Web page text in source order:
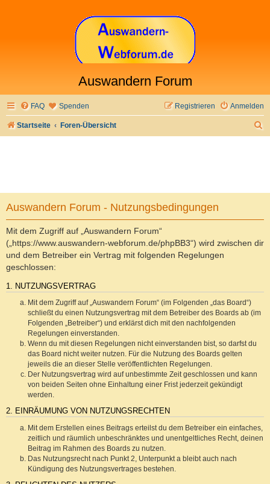
Auswandern Forum
FAQ Spenden Anmelden
Registrieren
Startseite Foren-Übersicht
Auswandern Forum - Nutzungsbedingungen
Mit dem Zugriff auf „Auswandern Forum“
(„https://www.auswandern-webforum.de/phpBB3“) wird zwischen dir
und dem Betreiber ein Vertrag mit folgenden Regelungen
geschlossen:
1. NUTZUNGSVERTRAG
Mit dem Zugriff auf „Auswandern Forum“ (im Folgenden „das Board“)
schließt du einen Nutzungsvertrag mit dem Betreiber des Boards ab (im
Folgenden „Betreiber“) und erklärst dich mit den nachfolgenden
Regelungen einverstanden.
Wenn du mit diesen Regelungen nicht einverstanden bist, so darfst du
das Board nicht weiter nutzen. Für die Nutzung des Boards gelten
jeweils die an dieser Stelle veröffentlichten Regelungen.
Der Nutzungsvertrag wird auf unbestimmte Zeit geschlossen und kann
von beiden Seiten ohne Einhaltung einer Frist jederzeit gekündigt
werden.
2. EINRÄUMUNG VON NUTZUNGSRECHTEN
Mit dem Erstellen eines Beitrags erteilst du dem Betreiber ein einfaches,
zeitlich und räumlich unbeschränktes und unentgeltliches Recht, deinen
Beitrag im Rahmen des Boards zu nutzen.
Das Nutzungsrecht nach Punkt 2, Unterpunkt a bleibt auch nach
Kündigung des Nutzungsvertrages bestehen.